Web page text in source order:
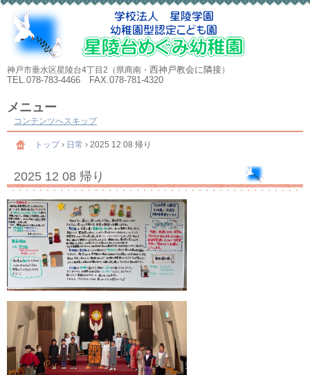
神戸市垂水区星陵台4丁目2（県商南・ 西神戸教会に隣接）
TEL.078-783-4466 FAX.078-781-4320
メニュー
コンテンツへスキップ
トップ › 日常 › 2025 12 08 帰り
2025 12 08 帰り